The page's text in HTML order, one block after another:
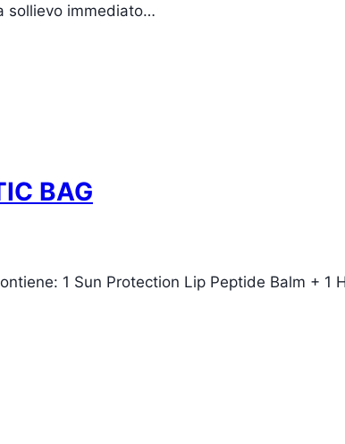
sollievo immediato…
BAG
1 Sun Protection Lip Peptide Balm +